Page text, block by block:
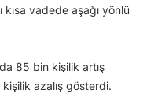
kısa vadede aşağı yönlü
85 bin kişilik artış
azalış gösterdi.